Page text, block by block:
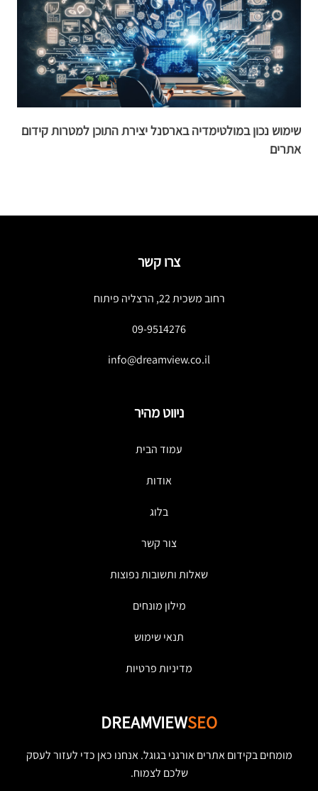
שימוש נכון במולטימדיה בארסנל יצירת התוכן למטרות קידום
אתרים
צרו קשר
רחוב משכית 22, הרצליה פיתוח
09-9514276
info@dreamview.co.il
ניווט מהיר
עמוד הבית
אודות
בלוג
צור קשר
שאלות ותשובות נפוצות
מילון מונחים
תנאי שימוש
מדיניות פרטיות
DREAMVIEWSEO
מומחים בקידום אתרים אורגני בגוגל. אנחנו כאן כדי לעזור לעסק
שלכם לצמוח.